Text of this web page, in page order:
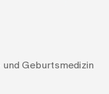
Geburtsmedizin